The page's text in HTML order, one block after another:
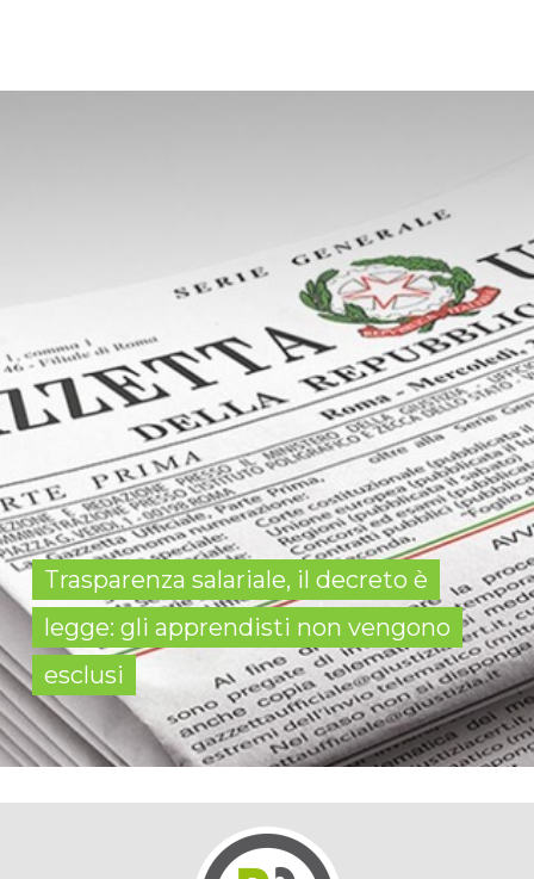
Trasparenza salariale, il decreto è
legge: gli apprendisti non vengono
esclusi